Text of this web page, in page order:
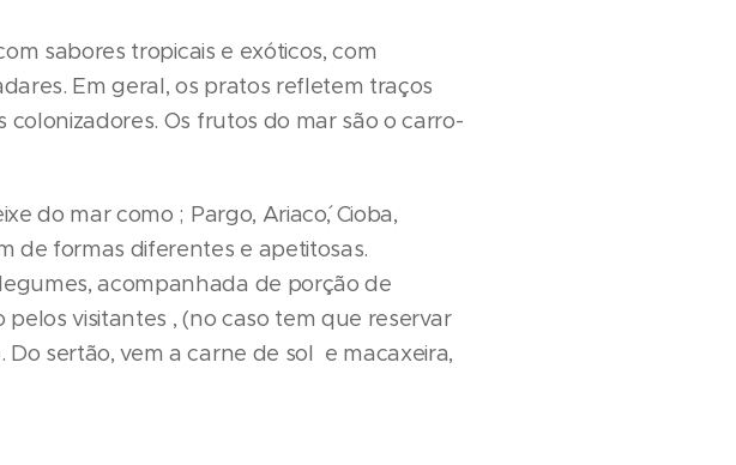
sabores tropicais e exóticos, com
Em geral, os pratos refletem traços
Os frutos do mar são o carro-
do mar como ; Pargo, Ariaco´, Cioba,
de formas diferentes e apetitosas.
acompanhada de porção de
visitantes , (no caso tem que reservar
sertão, vem a carne de sol e macaxeira,